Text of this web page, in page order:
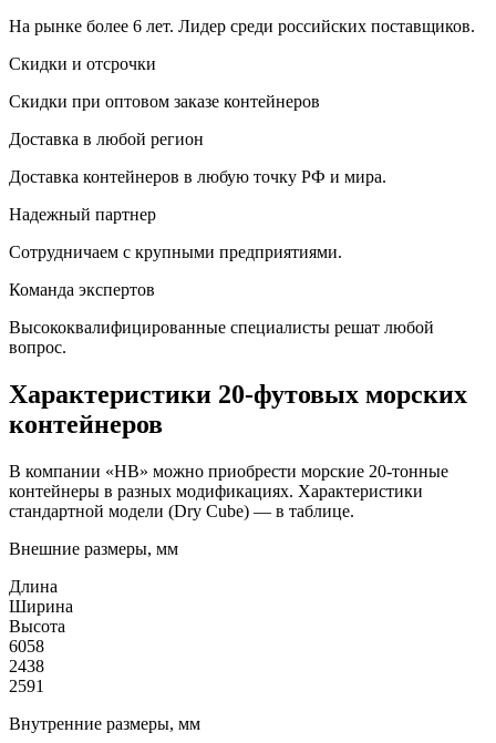
На рынке более 6 лет. Лидер среди российских поставщиков.
Скидки и отсрочки
Скидки при оптовом заказе контейнеров
Доставка в любой регион
Доставка контейнеров в любую точку РФ и мира.
Надежный партнер
Сотрудничаем с крупными предприятиями.
Команда экспертов
Высококвалифицированные специалисты решат любой
вопрос.
Характеристики 20-футовых морских
контейнеров
В компании «HB» можно приобрести морские 20-тонные
контейнеры в разных модификациях. Характеристики
стандартной модели (Dry Cube) — в таблице.
Внешние размеры, мм
Длина
Ширина
Высота
6058
2438
2591
Внутренние размеры, мм